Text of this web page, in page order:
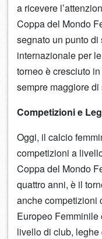
a ricevere
Coppa del Mondo
segnato un punto
internazionale per
torneo è cresciuto
sempre maggiore
Competizioni e
Oggi, il calcio
competizioni a
Coppa del Mondo
quattro anni, è il
anche competizioni
Europeo
livello di club, leghe